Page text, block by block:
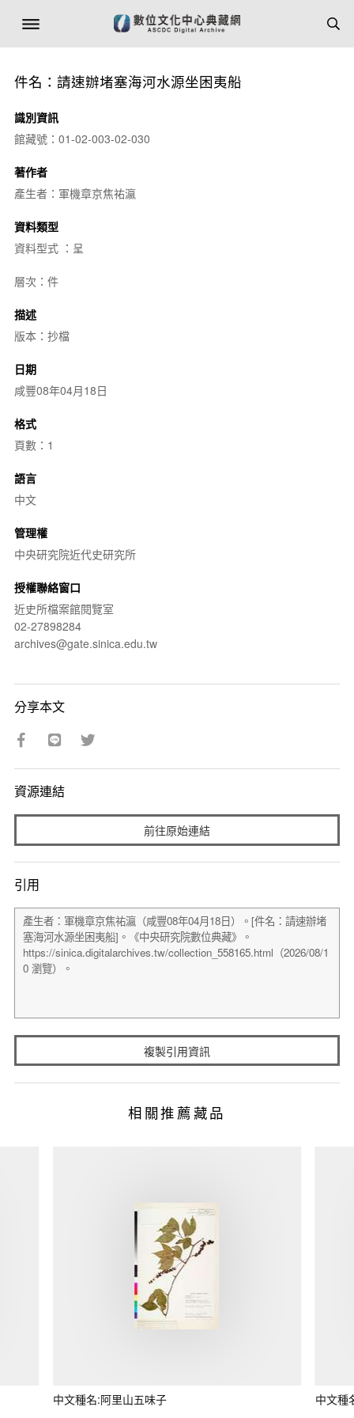
件名：請速辦堵塞海河水源坐困夷船
識別資訊
館藏號：01-02-003-02-030
著作者
產生者：軍機章京焦祐瀛
資料類型
資料型式 ：呈
層次：件
描述
版本：抄檔
日期
咸豐08年04月18日
格式
頁數：1
語言
中文
管理權
中央研究院近代史研究所
授權聯絡窗口
近史所檔案館閱覽室
02-27898284
archives@gate.sinica.edu.tw
分享本文
資源連結
前往原始連結
引用
複製引用資訊
相關推薦藏品
中文種名:阿里山五味子 中文種